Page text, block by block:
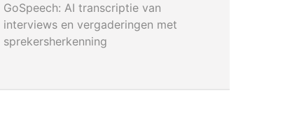
GoSpeech: AI transcriptie van
interviews en vergaderingen met
sprekersherkenning